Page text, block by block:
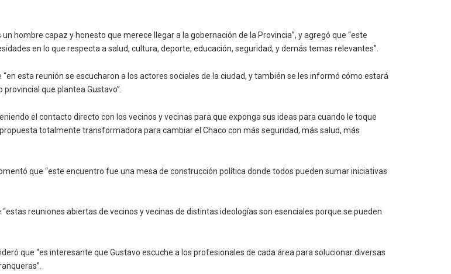
hombre capaz y honesto que merece llegar a la gobernación de la Provincia”, y agregó que “este
en lo que respecta a salud, cultura, deporte, educación, seguridad, y demás temas relevantes”.
esta reunión se escucharon a los actores sociales de la ciudad, y también se les informó cómo estará
que plantea Gustavo”.
el contacto directo con los vecinos y vecinas para que exponga sus ideas para cuando le toque
totalmente transformadora para cambiar el Chaco con más seguridad, más salud, más
que “este encuentro fue una mesa de construcción política donde todos pueden sumar iniciativas
reuniones abiertas de vecinos y vecinas de distintas ideologías son esenciales porque se pueden
que “es interesante que Gustavo escuche a los profesionales de cada área para solucionar diversas